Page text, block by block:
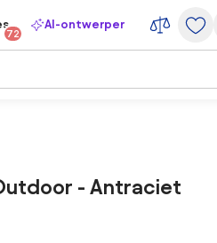
72
AI-ontwerper
- Antraciet